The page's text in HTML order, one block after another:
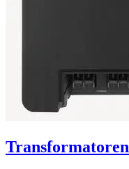
Transformatoren